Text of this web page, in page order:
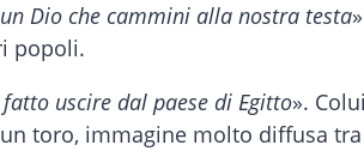
un Dio che cammini alla nostra testa
popoli.
uscire dal paese di Egitto».
toro, immagine molto diffusa